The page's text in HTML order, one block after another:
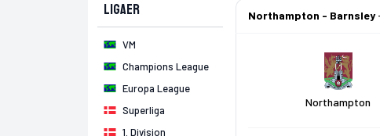
Northampton - Barnsley
Northampton
Ligaer
VM
Champions League
Europa League
Superliga
1. Division